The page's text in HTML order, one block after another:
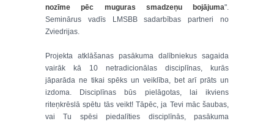
nozīme pēc muguras smadzeņu bojājuma".
Seminārus vadīs LMSBB sadarbības partneri no
Zviedrijas.
Projekta atklāšanas pasākuma dalībniekus sagaida
vairāk kā 10 netradicionālas disciplīnas, kurās
jāparāda ne tikai spēks un veiklība, bet arī prāts un
izdoma. Disciplīnas būs pielāgotas, lai ikviens
riteņkrēslā spētu tās veikt! Tāpēc, ja Tevi māc šaubas,
vai Tu spēsi piedalīties disciplīnās, pasākuma